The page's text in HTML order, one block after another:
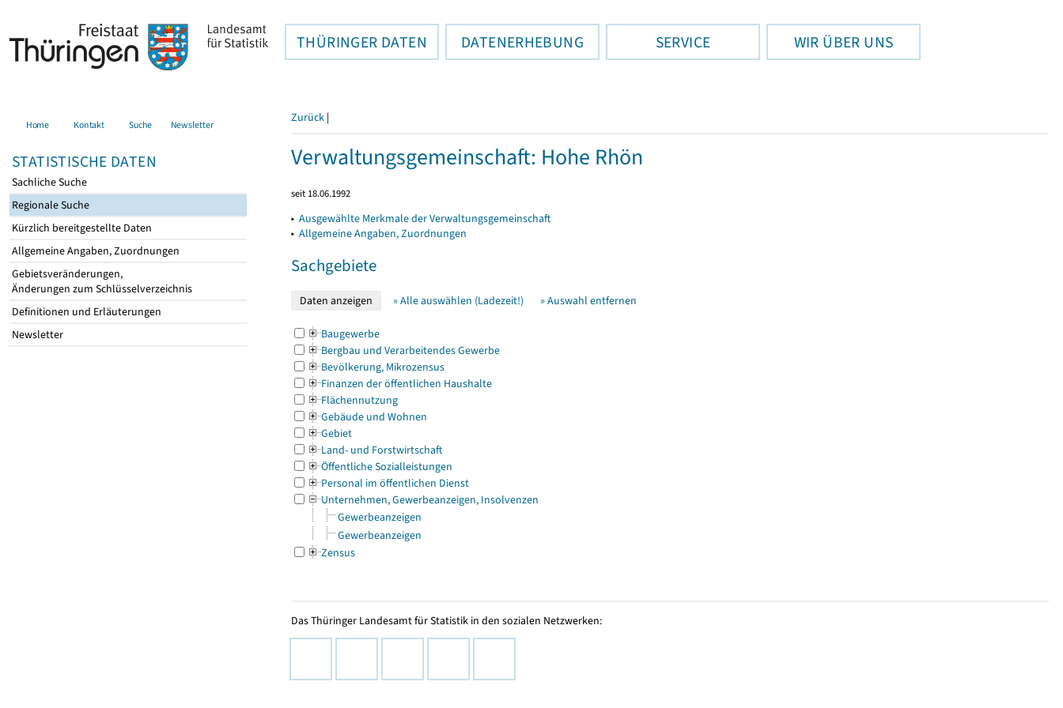
THÜRINGER DATEN DATENERHEBUNG SERVICE WIR ÜBER UNS
Home Kontakt Suche Newsletter
STATISTISCHE DATEN
Sachliche Suche
Regionale Suche
Kürzlich bereitgestellte Daten
Allgemeine Angaben, Zuordnungen
Gebietsveränderungen,
Änderungen zum Schlüsselverzeichnis
Definitionen und Erläuterungen
Newsletter
Zurück |
Verwaltungsgemeinschaft: Hohe Rhön
seit 18.06.1992
▸ Ausgewählte Merkmale der Verwaltungsgemeinschaft
▸ Allgemeine Angaben, Zuordnungen
Sachgebiete
» Alle auswählen (Ladezeit!) » Auswahl entfernen
Baugewerbe
Bergbau und Verarbeitendes Gewerbe
Bevölkerung, Mikrozensus
Finanzen der öffentlichen Haushalte
Flächennutzung
Gebäude und Wohnen
Gebiet
Land- und Forstwirtschaft
Öffentliche Sozialleistungen
Personal im öffentlichen Dienst
Unternehmen, Gewerbeanzeigen, Insolvenzen
Gewerbeanzeigen
Gewerbeanzeigen
Zensus
Das Thüringer Landesamt für Statistik in den sozialen Netzwerken: